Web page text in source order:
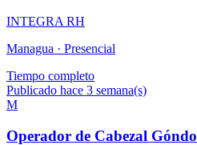
INTEGRA RH
Managua · Presencial
Tiempo completo
Publicado hace 3 semana(s)
M
Operador de Cabezal